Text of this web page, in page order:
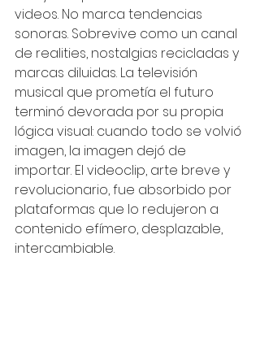
videos. No marca tendencias
sonoras. Sobrevive como un canal
de realities, nostalgias recicladas y
marcas diluidas. La televisión
musical que prometía el futuro
terminó devorada por su propia
lógica visual: cuando todo se volvió
imagen, la imagen dejó de
importar. El videoclip, arte breve y
revolucionario, fue absorbido por
plataformas que lo redujeron a
contenido efímero, desplazable,
intercambiable.